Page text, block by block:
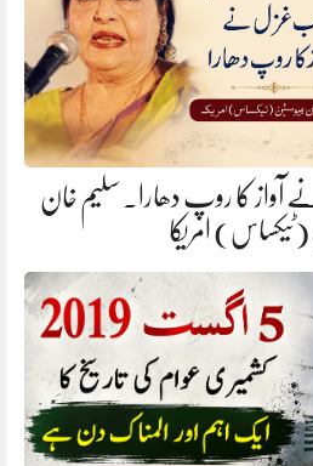
آواز کا روپ دھارا. سلیم خان
امریکا